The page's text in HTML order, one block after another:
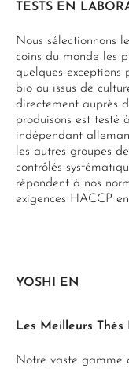
TESTS EN
Nous sélectionnons
coins du monde les
quelques exceptions
bio ou issus de
directement auprès
produisons est testé
indépendant
les autres groupes
contrôlés
répondent à nos
exigences HACCP
YOSHI EN
Les Meilleurs
Notre vaste gamme